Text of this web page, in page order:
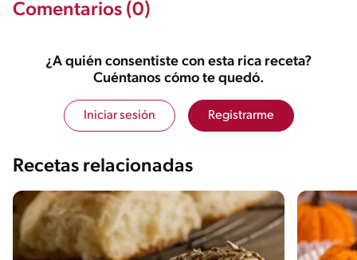
Comentarios (0)
¿A quién consentiste con esta rica receta?
Cuéntanos cómo te quedó.
Iniciar sesión Registrarme
Recetas relacionadas